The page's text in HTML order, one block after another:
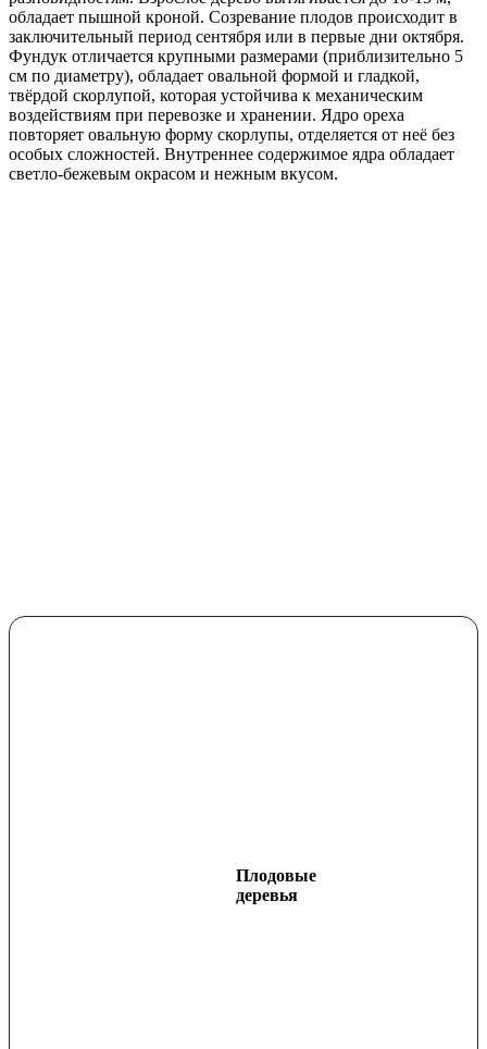
обладает пышной кроной. Созревание плодов происходит в
заключительный период сентября или в первые дни октября.
Фундук отличается крупными размерами (приблизительно 5
см по диаметру), обладает овальной формой и гладкой,
твёрдой скорлупой, которая устойчива к механическим
воздействиям при перевозке и хранении. Ядро ореха
повторяет овальную форму скорлупы, отделяется от неё без
особых сложностей. Внутреннее содержимое ядра обладает
светло-бежевым окрасом и нежным вкусом.
Плодовые
деревья